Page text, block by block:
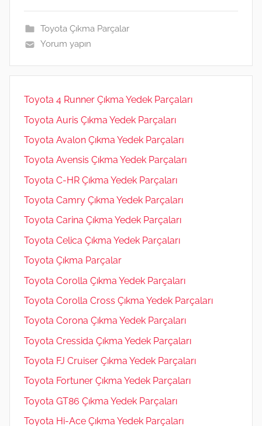
A
p
p
dI a
o
m
er
Toyota Çıkma Parçalar
Yorum yapın
Toyota 4 Runner Çıkma Yedek Parçaları
Toyota Auris Çıkma Yedek Parçaları
Toyota Avalon Çıkma Yedek Parçaları
Toyota Avensis Çıkma Yedek Parçaları
Toyota C-HR Çıkma Yedek Parçaları
Toyota Camry Çıkma Yedek Parçaları
Toyota Carina Çıkma Yedek Parçaları
Toyota Celica Çıkma Yedek Parçaları
Toyota Çıkma Parçalar
Toyota Corolla Çıkma Yedek Parçaları
Toyota Corolla Cross Çıkma Yedek Parçaları
Toyota Corona Çıkma Yedek Parçaları
Toyota Cressida Çıkma Yedek Parçaları
Toyota FJ Cruiser Çıkma Yedek Parçaları
Toyota Fortuner Çıkma Yedek Parçaları
Toyota GT86 Çıkma Yedek Parçaları
Toyota Hi-Ace Çıkma Yedek Parçaları